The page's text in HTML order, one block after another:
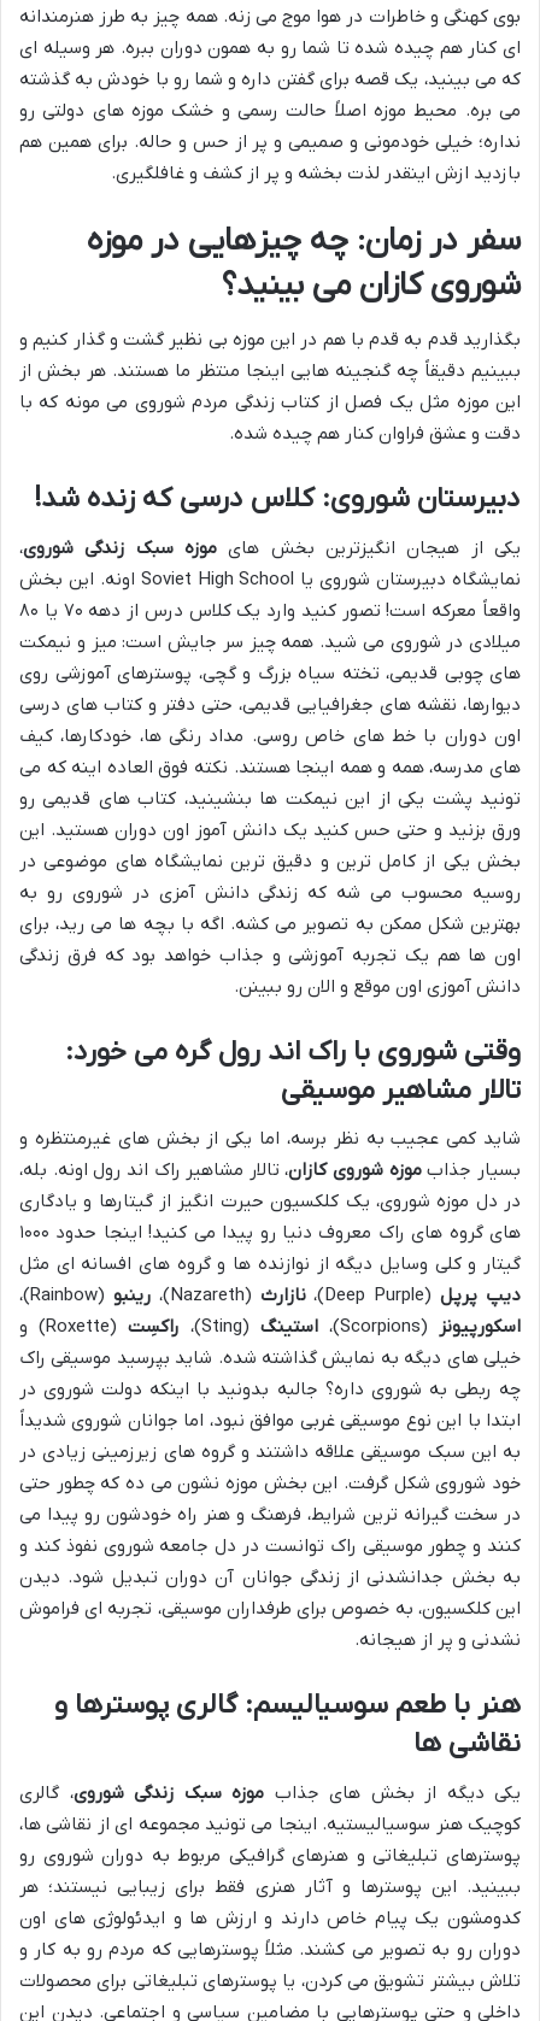
بوی کهنگی و خاطرات در هوا موج می زنه. همه چیز به طرز هنرمندانه
ای کنار هم چیده شده تا شما رو به همون دوران ببره. هر وسیله ای
که می بینید، یک قصه برای گفتن داره و شما رو با خودش به گذشته
می بره. محیط موزه اصلاً حالت رسمی و خشک موزه های دولتی رو
نداره؛ خیلی خودمونی و صمیمی و پر از حس و حاله. برای همین هم
بازدید ازش اینقدر لذت بخشه و پر از کشف و غافلگیری.
سفر در زمان: چه چیزهایی در موزه
شوروی کازان می بینید؟
بگذارید قدم به قدم با هم در این موزه بی نظیر گشت و گذار کنیم و
ببینیم دقیقاً چه گنجینه هایی اینجا منتظر ما هستند. هر بخش از
این موزه مثل یک فصل از کتاب زندگی مردم شوروی می مونه که با
دقت و عشق فراوان کنار هم چیده شده.
دبیرستان شوروی: کلاس درسی که زنده شد!
یکی از هیجان انگیزترین بخش های موزه سبک زندگی شوروی،
نمایشگاه دبیرستان شوروی یا Soviet High School اونه. این بخش
واقعاً معرکه است! تصور کنید وارد یک کلاس درس از دهه ۷۰ یا ۸۰
میلادی در شوروی می شید. همه چیز سر جایش است: میز و نیمکت
های چوبی قدیمی، تخته سیاه بزرگ و گچی، پوسترهای آموزشی روی
دیوارها، نقشه های جغرافیایی قدیمی، حتی دفتر و کتاب های درسی
اون دوران با خط های خاص روسی. مداد رنگی ها، خودکارها، کیف
های مدرسه، همه و همه اینجا هستند. نکته فوق العاده اینه که می
تونید پشت یکی از این نیمکت ها بنشینید، کتاب های قدیمی رو
ورق بزنید و حتی حس کنید یک دانش آموز اون دوران هستید. این
بخش یکی از کامل ترین و دقیق ترین نمایشگاه های موضوعی در
روسیه محسوب می شه که زندگی دانش آمزی در شوروی رو به
بهترین شکل ممکن به تصویر می کشه. اگه با بچه ها می رید، برای
اون ها هم یک تجربه آموزشی و جذاب خواهد بود که فرق زندگی
دانش آموزی اون موقع و الان رو ببینن.
وقتی شوروی با راک اند رول گره می خورد:
تالار مشاهیر موسیقی
شاید کمی عجیب به نظر برسه، اما یکی از بخش های غیرمنتظره و
بسیار جذابموزه شوروی کازان، تالار مشاهیر راک اند رول اونه. بله،
در دل موزه شوروی، یک کلکسیون حیرت انگیز از گیتارها و یادگاری
های گروه های راک معروف دنیا رو پیدا می کنید! اینجا حدود ۱۰۰۰
گیتار و کلی وسایل دیگه از نوازنده ها و گروه های افسانه ای مثل
دیپ پرپل(Deep Purple)، نازارث (Nazareth)، رینبو (Rainbow)،
اسکورپیونز
(Scorpions)، استینگ (Sting)، راکسِت
(Roxette) و
خیلی های دیگه به نمایش گذاشته شده. شاید بپرسید موسیقی راک
چه ربطی به شوروی داره؟ جالبه بدونید با اینکه دولت شوروی در
ابتدا با این نوع موسیقی غربی موافق نبود، اما جوانان شوروی شدیداً
به این سبک موسیقی علاقه داشتند و گروه های زیرزمینی زیادی در
خود شوروی شکل گرفت. این بخش موزه نشون می ده که چطور حتی
در سخت گیرانه ترین شرایط، فرهنگ و هنر راه خودشون رو پیدا می
کنند و چطور موسیقی راک توانست در دل جامعه شوروی نفوذ کند و
به بخش جدانشدنی از زندگی جوانان آن دوران تبدیل شود. دیدن
این کلکسیون، به خصوص برای طرفداران موسیقی، تجربه ای فراموش
نشدنی و پر از هیجانه.
هنر با طعم سوسیالیسم: گالری پوسترها و
نقاشی ها
یکی دیگه از بخش های جذاب موزه سبک زندگی شوروی، گالری
کوچیک هنر سوسیالیستیه. اینجا می تونید مجموعه ای از نقاشی ها،
پوسترهای تبلیغاتی و هنرهای گرافیکی مربوط به دوران شوروی رو
ببینید. این پوسترها و آثار هنری فقط برای زیبایی نیستند؛ هر
کدومشون یک پیام خاص دارند و ارزش ها و ایدئولوژی های اون
دوران رو به تصویر می کشند. مثلاً پوسترهایی که مردم رو به کار و
تلاش بیشتر تشویق می کردن، یا پوسترهای تبلیغاتی برای محصولات
داخلی و حتی پوسترهایی با مضامین سیاسی و اجتماعی. دیدن این